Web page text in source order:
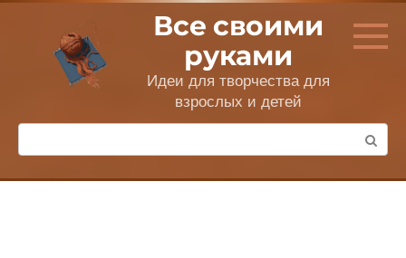
Перейти
контенту
Все своими
руками
Идеи для творчества для
взрослых и детей
Поиск: